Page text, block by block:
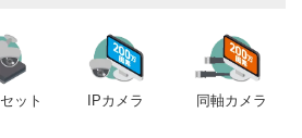
ット IPカメラ 同軸カメラ